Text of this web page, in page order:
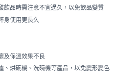
飲品時需注意不宜過久，以免飲品變質
身使用更長久
及保溫效果不良
、烘碗機、洗碗機等產品，以免變形變色